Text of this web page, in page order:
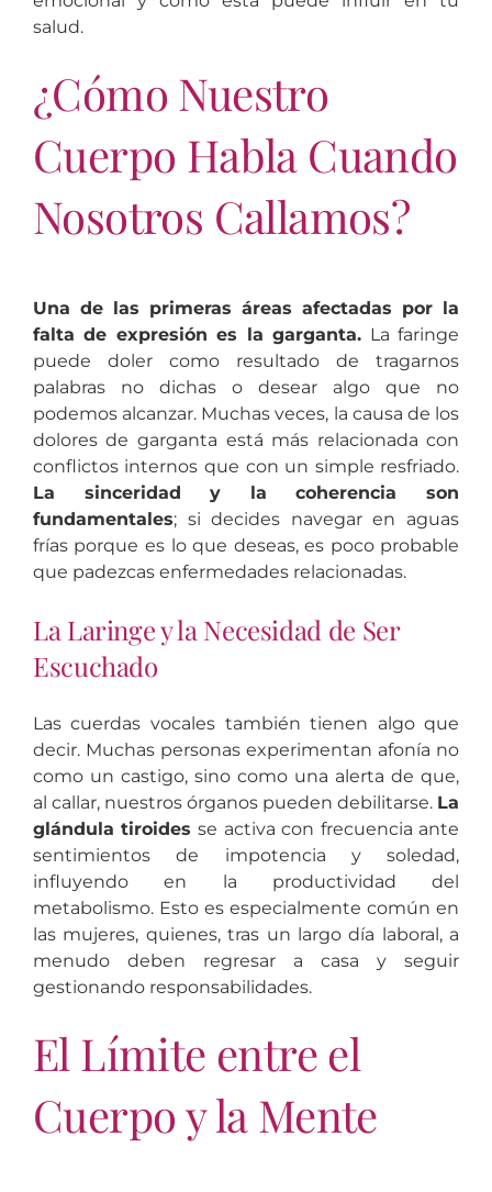
salud.
¿Cómo Nuestro
Cuerpo Habla Cuando
Nosotros Callamos?
Una de las primeras áreas afectadas por la
falta de expresión es la garganta. La faringe
puede doler como resultado de tragarnos
palabras no dichas o desear algo que no
podemos alcanzar. Muchas veces, la causa de los
dolores de garganta está más relacionada con
conflictos internos que con un simple resfriado.
La sinceridad y la coherencia son
fundamentales; si decides navegar en aguas
frías porque es lo que deseas, es poco probable
que padezcas enfermedades relacionadas.
La Laringe y la Necesidad de Ser
Escuchado
Las cuerdas vocales también tienen algo que
decir. Muchas personas experimentan afonía no
como un castigo, sino como una alerta de que,
al callar, nuestros órganos pueden debilitarse. La
glándula tiroides se activa con frecuencia ante
sentimientos de impotencia y soledad,
influyendo en la productividad del
metabolismo. Esto es especialmente común en
las mujeres, quienes, tras un largo día laboral, a
menudo deben regresar a casa y seguir
gestionando responsabilidades.
El Límite entre el
Cuerpo y la Mente